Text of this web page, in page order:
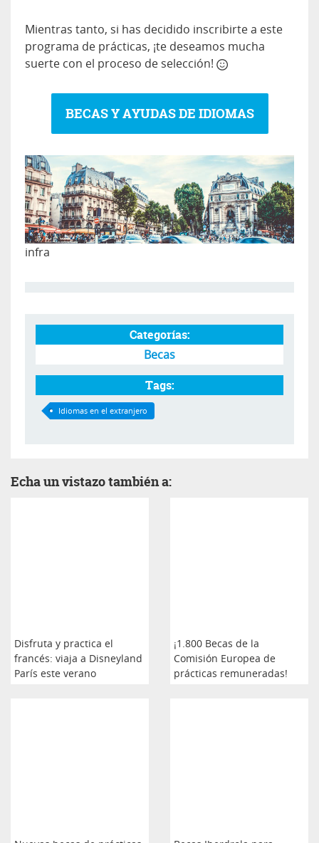
Mientras tanto, si has decidido inscribirte a este
programa de prácticas, ¡te deseamos mucha
suerte con el proceso de selección!
BECAS Y AYUDAS DE IDIOMAS
infra
Categorías:
Becas
Tags:
Idiomas en el extranjero
Echa un vistazo también a:
Disfruta y practica el
francés: viaja a Disneyland
París este verano
¡1.800 Becas de la
Comisión Europea de
prácticas remuneradas!